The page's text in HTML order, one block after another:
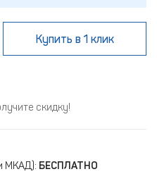
Купить в 1 клик
скидку!
МКАД): БЕСПЛАТНО